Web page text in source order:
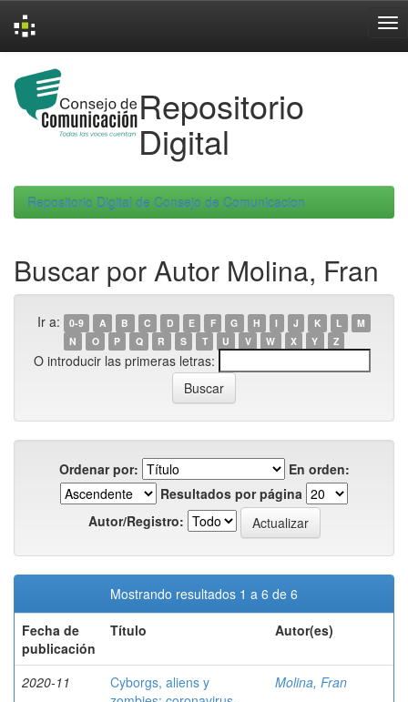
navigation
Repositorio
Digital
Repositorio Digital de Consejo de Comunicacion
Buscar por Autor Molina, Fran
Ir a: 0-9 A B C D E F G H I J K L
M
N
O P Q R S T U V W X Y Z
O introducir las primeras letras:
Ordenar por:
En orden:
Resultados por página
Autor/Registro:
Mostrando resultados 1 a 6 de 6
Fecha de
publicación
Título Autor(es)
2020-11
Cyborgs, aliens y
Molina, Fran